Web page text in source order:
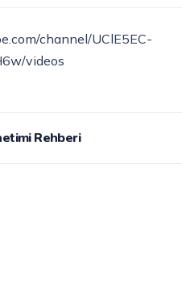
channel/UClE5EC-
videos
Rehberi